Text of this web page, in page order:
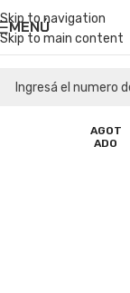
Skip to navigation
Skip to main content
MENÚ
AGOT
ADO